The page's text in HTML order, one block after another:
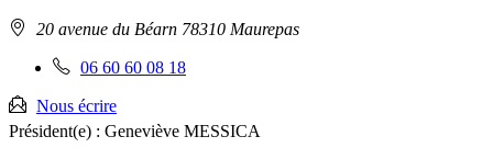
Adresse20 avenue du Béarn 78310 Maurepas
Téléphone
:
06 60 60 08 18
Nous écrire
Président(e) : Geneviève MESSICA